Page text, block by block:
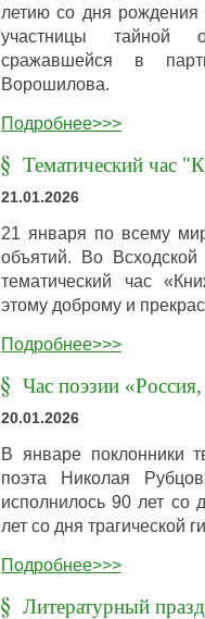
летию со дня
участницы тайной
сражавшейся в
Ворошилова.
Подробнее>>>
Тематический час
21.01.2026
21 января по всему
объятий. Во Всходской
тематический час
этому доброму и
Подробнее>>>
Час поэзии
20.01.2026
В январе поклонники
поэта Николая
исполнилось 90 лет со
лет со дня трагической
Подробнее>>>
Литературный